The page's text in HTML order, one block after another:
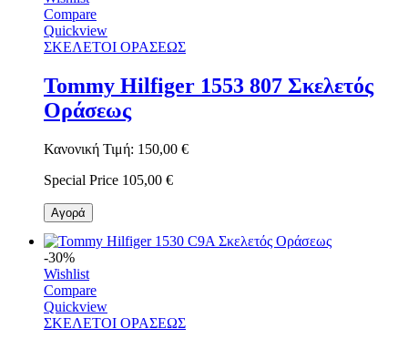
Compare
Quickview
ΣΚΕΛΕΤΟΙ ΟΡΑΣΕΩΣ
Tommy Hilfiger 1553 807 Σκελετός
Οράσεως
Κανονική Τιμή: 150,00 €
Special Price 105,00 €
Αγορά
-30%
Wishlist
Compare
Quickview
ΣΚΕΛΕΤΟΙ ΟΡΑΣΕΩΣ